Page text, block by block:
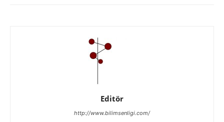
Editör
http://www.bilimsenligi.com/